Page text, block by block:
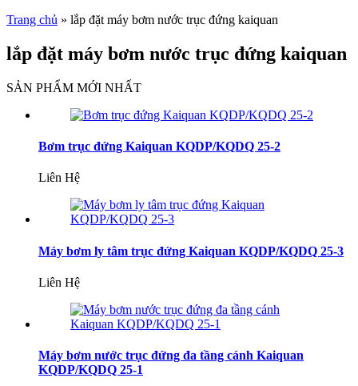
Trang chủ » lắp đặt máy bơm nước trục đứng kaiquan
lắp đặt máy bơm nước trục đứng kaiquan
SẢN PHẨM MỚI NHẤT
Bơm trục đứng Kaiquan KQDP/KQDQ 25-2
Liên Hệ
Máy bơm ly tâm trục đứng Kaiquan KQDP/KQDQ 25-3
Liên Hệ
Máy bơm nước trục đứng đa tầng cánh Kaiquan
KQDP/KQDQ 25-1